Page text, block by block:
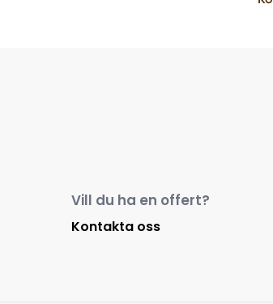
Vill du ha en offert?
Kontakta oss